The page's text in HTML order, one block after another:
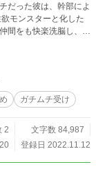
だった彼は、幹部によ
間をも快楽洗脳し、自
い。 主人公が左右非
るめの小スカ/軽度の
ラン
ソ野郎。 【お相
公/主人公の配下×ウブ
兄貴の勇者(本番行為は
ガチムチ受け
2
文字数 84,987
登録日 2022.11.12